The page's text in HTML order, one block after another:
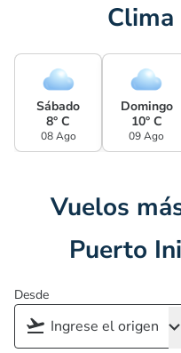
Sábado
8° C
08 Ago
Domingo
10° C
09 Ago
Vuelos
Puerto
Desde